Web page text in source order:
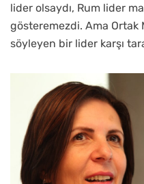
lider olsaydı, Rum lider
gösteremezdi. Ama Ortak
söyleyen bir lider karşı